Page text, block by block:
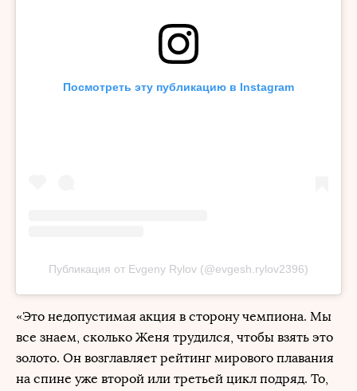
Посмотреть эту публикацию в Instagram
Публикация от Evgeny Rylov (@evgesh.rylov2396)
«Это недопустимая акция в сторону чемпиона. Мы
все знаем, сколько Женя трудился, чтобы взять это
золото. Он возглавляет рейтинг мирового плавания
на спине уже второй или третьей цикл подряд. То,